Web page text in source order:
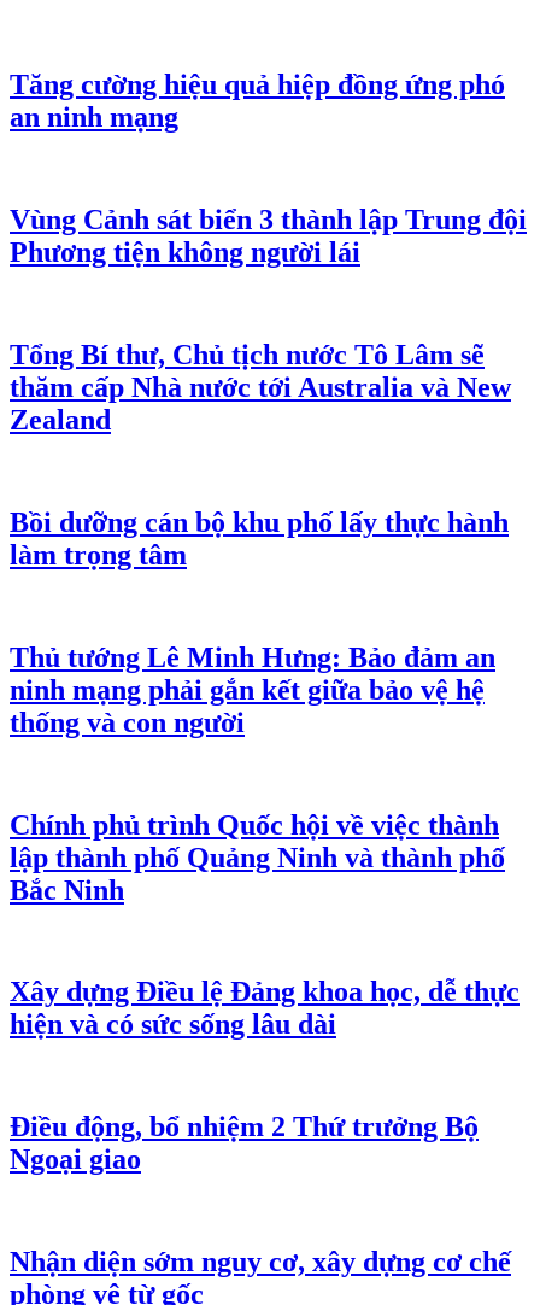
Tăng cường hiệu quả hiệp đồng ứng phó
an ninh mạng
Vùng Cảnh sát biển 3 thành lập Trung đội
Phương tiện không người lái
Tổng Bí thư, Chủ tịch nước Tô Lâm sẽ
thăm cấp Nhà nước tới Australia và New
Zealand
Bồi dưỡng cán bộ khu phố lấy thực hành
làm trọng tâm
Thủ tướng Lê Minh Hưng: Bảo đảm an
ninh mạng phải gắn kết giữa bảo vệ hệ
thống và con người
Chính phủ trình Quốc hội về việc thành
lập thành phố Quảng Ninh và thành phố
Bắc Ninh
Xây dựng Điều lệ Đảng khoa học, dễ thực
hiện và có sức sống lâu dài
Điều động, bổ nhiệm 2 Thứ trưởng Bộ
Ngoại giao
Nhận diện sớm nguy cơ, xây dựng cơ chế
phòng vệ từ gốc